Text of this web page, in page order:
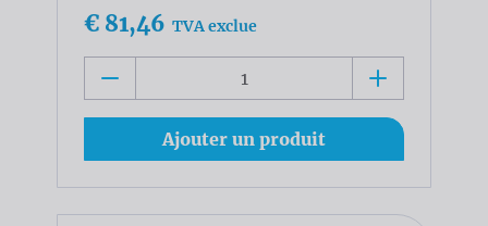
€ 81,46 TVA exclue
Ajouter un produit